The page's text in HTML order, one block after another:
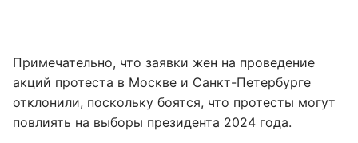
Примечательно, что заявки жен на проведение
акций протеста в Москве и Санкт-Петербурге
отклонили, поскольку боятся, что протесты могут
повлиять на выборы президента 2024 года.